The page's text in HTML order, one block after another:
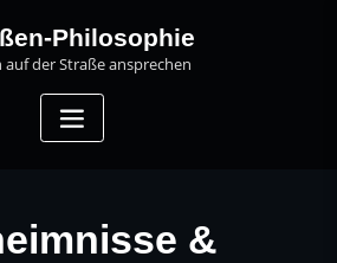
Philosophie
auf der Straße ansprechen
&